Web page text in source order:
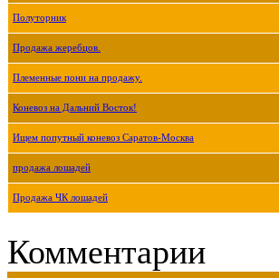
Полуторник
Продажа жеребцов.
Племенные пони на продажу.
Коневоз на Дальний Восток!
Ищем попутный коневоз Саратов-Москва
продажа лошадей
Продажа ЧК лошадей
Комментарии